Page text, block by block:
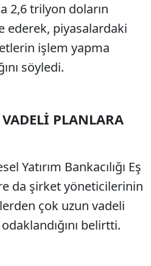
2,6 trilyon doların
ederek, piyasalardaki
işlem yapma
söyledi.
PLANLARA
Yatırım Bankacılığı Eş
da şirket yöneticilerinin
çok uzun vadeli
belirtti.